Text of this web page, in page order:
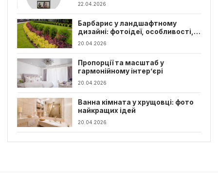
22.04.2026
Барбарис у ландшафтному
дизайні: фотоідеї, особливості,
види
20.04.2026
Пропорції та масштаб у
гармонійному інтер’єрі
20.04.2026
Ванна кімната у хрущовці: фото
найкращих ідей
20.04.2026